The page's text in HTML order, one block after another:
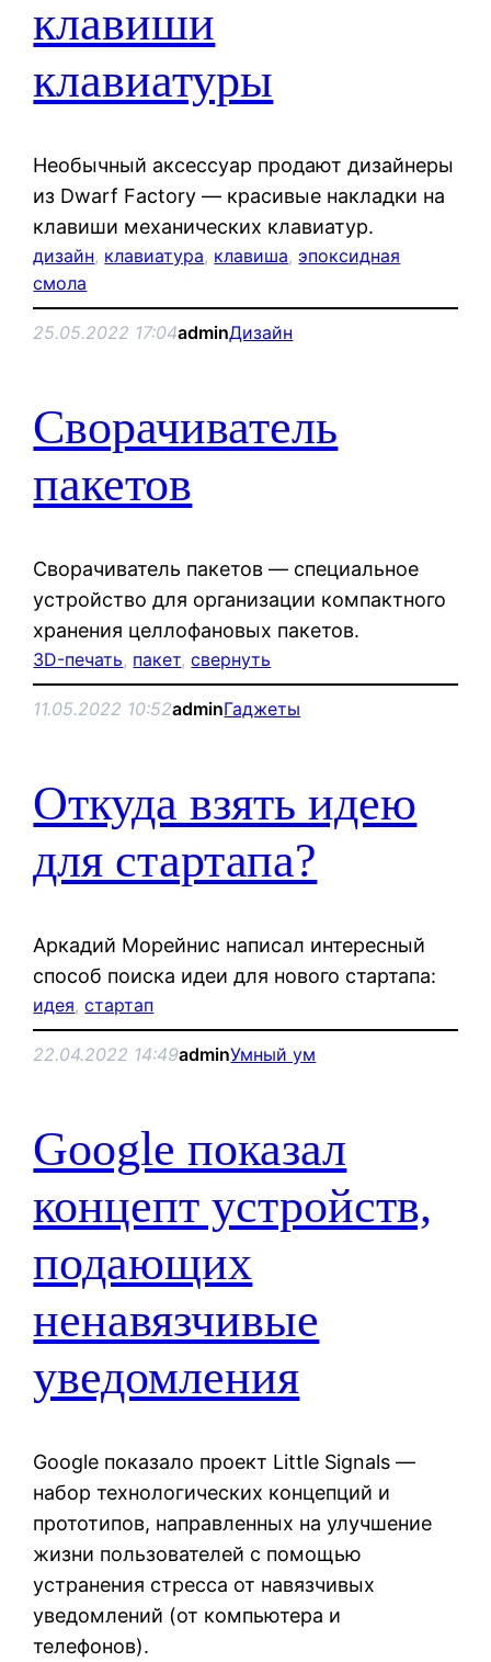
клавиши
клавиатуры
Необычный аксессуар продают дизайнеры
из Dwarf Factory — красивые накладки на
клавиши механических клавиатур.
дизайн, клавиатура, клавиша, эпоксидная
смола
25.05.2022 17:04adminДизайн
Сворачиватель
пакетов
Сворачиватель пакетов — специальное
устройство для организации компактного
хранения целлофановых пакетов.
3D-печать, пакет, свернуть
11.05.2022 10:52adminГаджеты
Откуда взять идею
для стартапа?
Аркадий Морейнис написал интересный
способ поиска идеи для нового стартапа:
идея, стартап
22.04.2022 14:49adminУмный ум
Google показал
концепт устройств,
подающих
ненавязчивые
уведомления
Google показало проект Little Signals —
набор технологических концепций и
прототипов, направленных на улучшение
жизни пользователей с помощью
устранения стресса от навязчивых
уведомлений (от компьютера и
телефонов).